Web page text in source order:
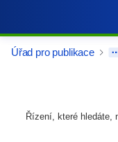
Úřad pro publikace
Řízení, které hledáte,